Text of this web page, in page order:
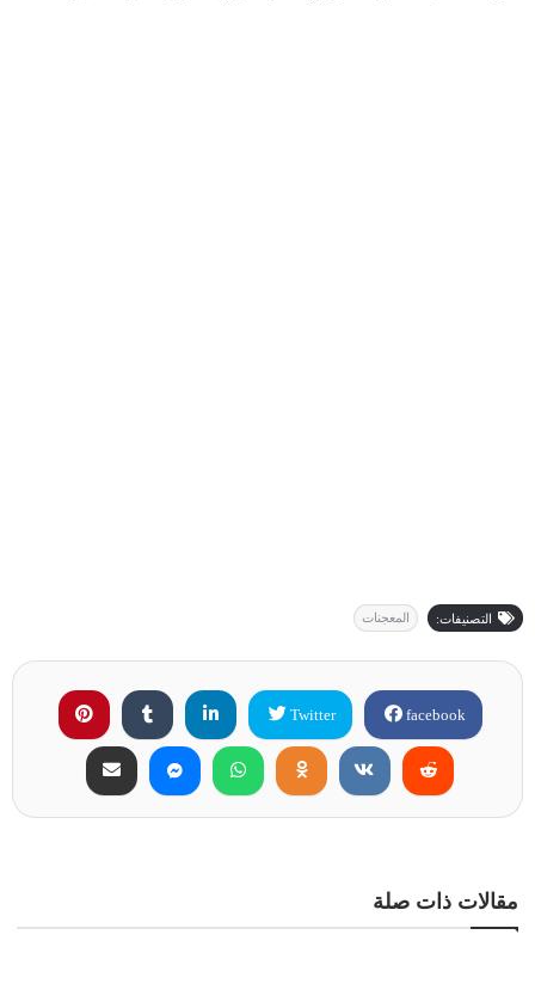
التصنيفات: المعجنات
facebook
Twitter
مقالات ذات صلة